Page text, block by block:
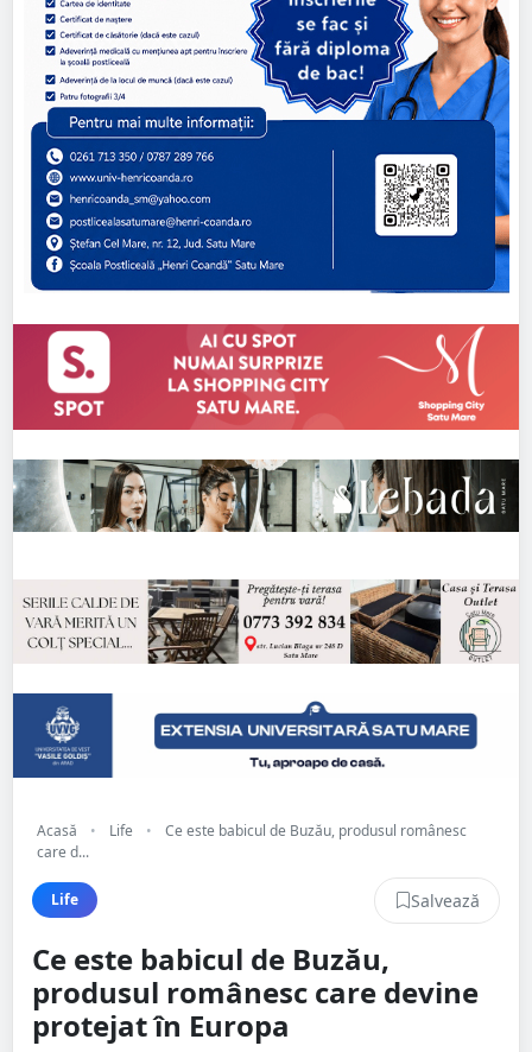
Acasă • Life •
Ce este babicul de Buzău, produsul românesc
care d...
Life Salvează
Ce este babicul de Buzău,
produsul românesc care devine
protejat în Europa